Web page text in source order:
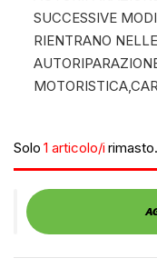
SUCCESSIVE
RIENTRANO
Solo 1 articolo/i rimasto.